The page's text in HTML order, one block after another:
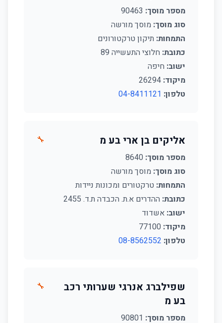
מספר מוסך:
סוג מוסך: מוסך מורשה
התמחות: תיקון טרקטורונים
כתובת: חלוצי התעשייה 89
ישוב: חיפה
מיקוד:
טלפון: 04-8411121
אליקים בן ארי בע מ
מספר מוסך:
סוג מוסך: מוסך מורשה
התמחות: טרקטורים ומכונות ניידות
כתובת: ההדרים א.ת. הכבדה ת.ד. 2455
ישוב: אשדוד
מיקוד:
טלפון: 08-8562552
🔧
שפילברג אנרגי שערותי רכב
בע מ
מספר מוסך:
🔧